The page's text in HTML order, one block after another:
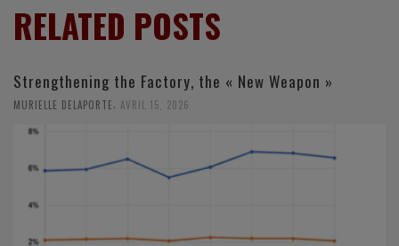
RELATED POSTS
Strengthening the Factory, the « New Weapon »
MURIELLE DELAPORTE AVRIL 15, 2026